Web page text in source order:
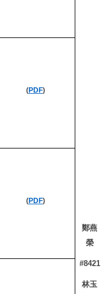
鄭燕
榮
#8421
林玉
(PDF)
(PDF)